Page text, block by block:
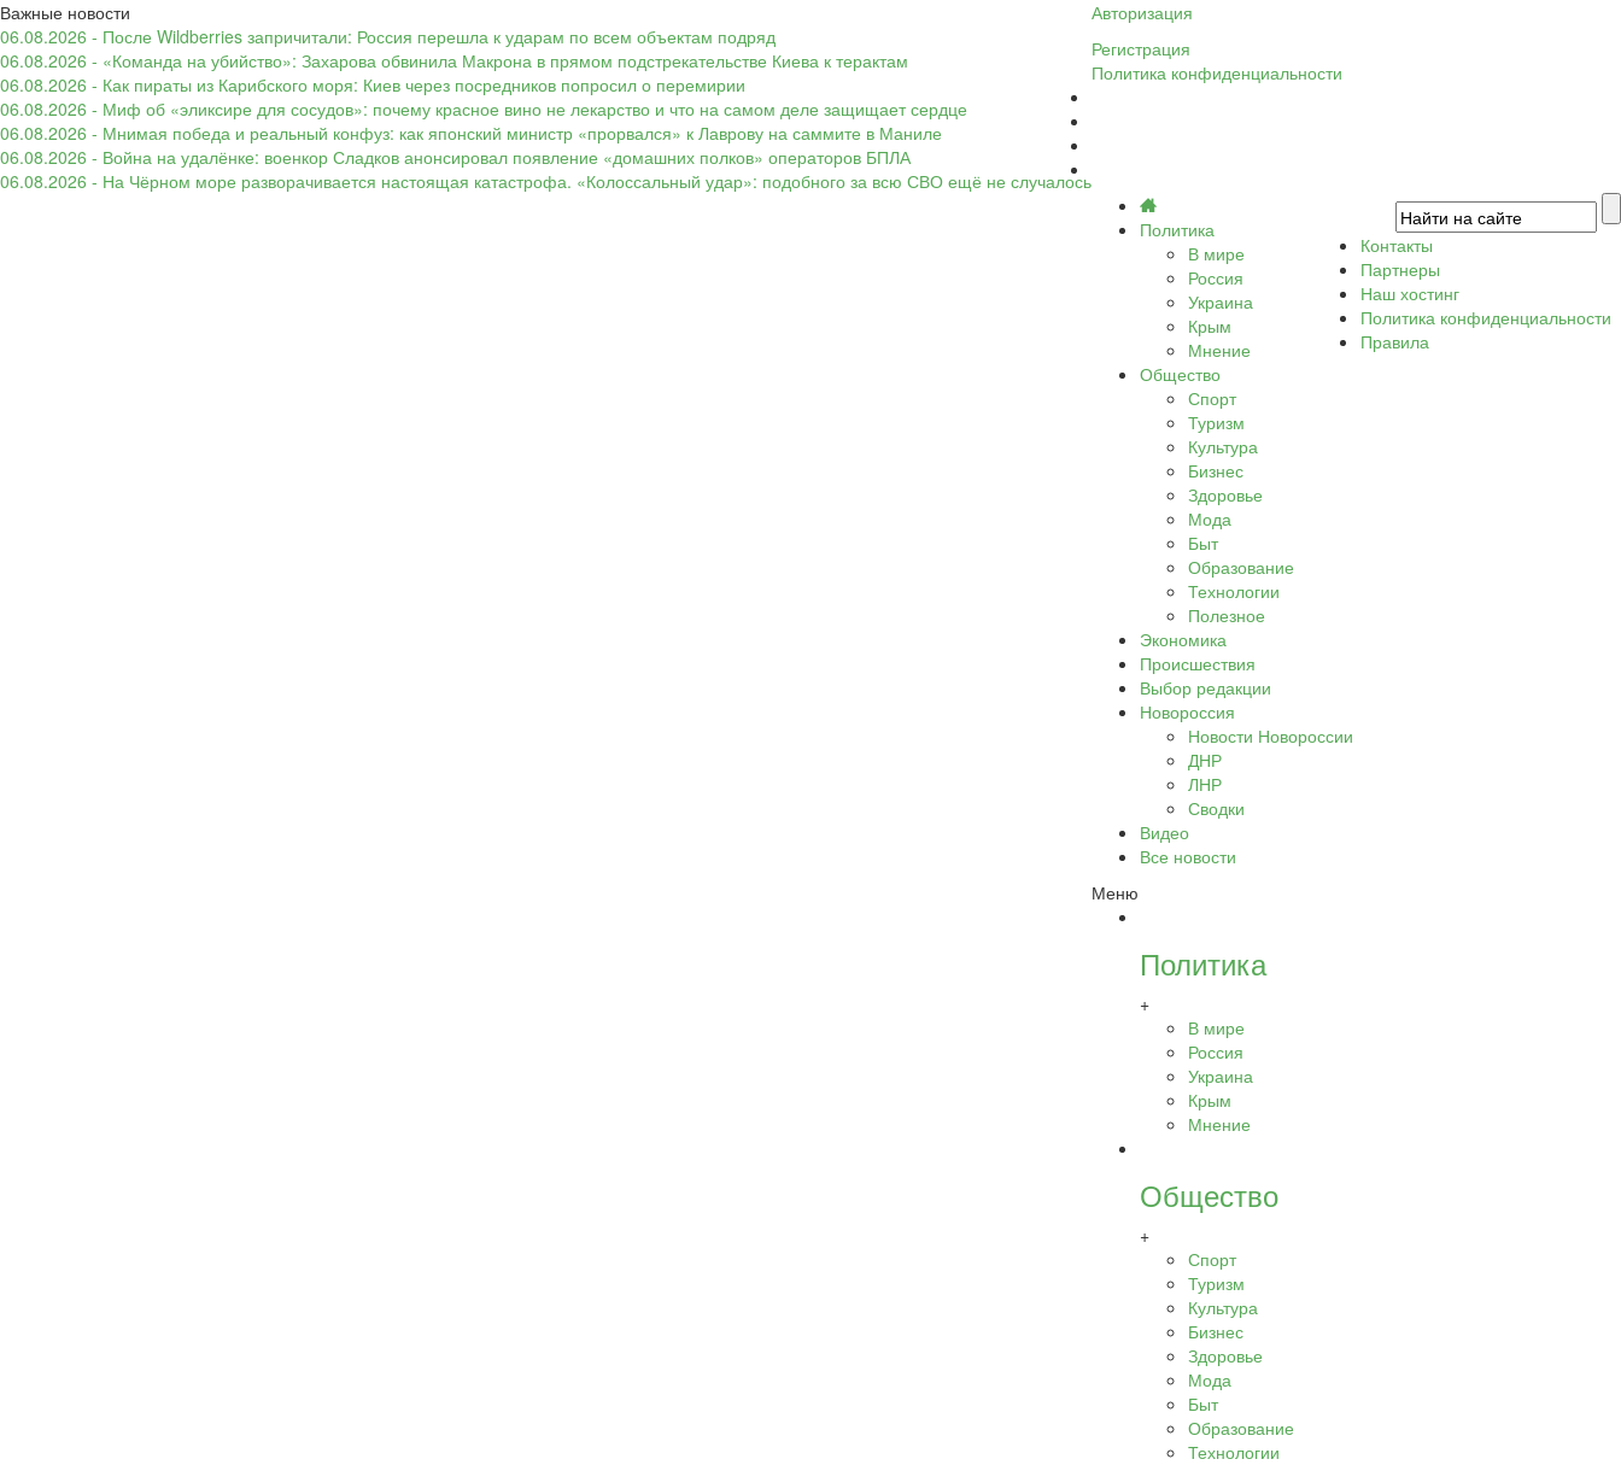
Важные новости
06.08.2026 - После Wildberries запричитали: Россия перешла к ударам по всем объектам подряд
06.08.2026 - «Команда на убийство»: Захарова обвинила Макрона в прямом подстрекательстве Киева к терактам
06.08.2026 - Как пираты из Карибского моря: Киев через посредников попросил о перемирии
06.08.2026 - Миф об «эликсире для сосудов»: почему красное вино не лекарство и что на самом деле защищает сердце
06.08.2026 - Мнимая победа и реальный конфуз: как японский министр «прорвался» к Лаврову на саммите в Маниле
06.08.2026 - Война на удалёнке: военкор Сладков анонсировал появление «домашних полков» операторов БПЛА
06.08.2026 - На Чёрном море разворачивается настоящая катастрофа. «Колоссальный удар»: подобного за всю СВО ещё не случалось
Авторизация
Регистрация
Политика конфиденциальности
Политика
В мире
Россия
Украина
Крым
Мнение
Общество
Спорт
Туризм
Культура
Бизнес
Здоровье
Мода
Быт
Образование
Технологии
Полезное
Экономика
Происшествия
Выбор редакции
Новороссия
Новости Новороссии
ДНР
ЛНР
Сводки
Видео
Все новости
Меню
Политика
+
В мире
Россия
Украина
Крым
Мнение
Общество
+
Спорт
Туризм
Культура
Бизнес
Здоровье
Мода
Быт
Образование
Технологии
Контакты
Партнеры
Наш хостинг
Политика конфиденциальности
Правила